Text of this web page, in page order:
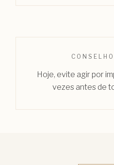
Hoje, evite agir por
vezes antes de